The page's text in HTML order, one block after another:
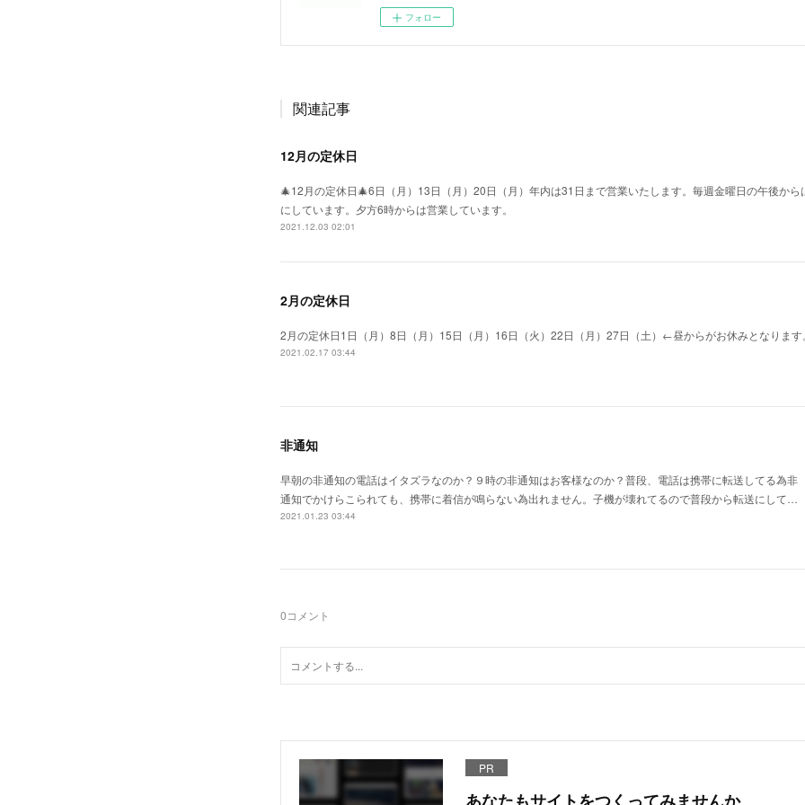
フォロー
関連記事
12月の定休日
🎄12月の定休日🎄6日（月）13日（月）20日（月）年内は31日まで営業いたします。毎週金曜日の午後か
にしています。夕方6時からは営業しています。
2021.12.03 02:01
2月の定休日
2月の定休日1日（月）8日（月）15日（月）16日（火）22日（月）27日（土）←昼からがお休みとなります。
2021.02.17 03:44
非通知
早朝の非通知の電話はイタズラなのか？９時の非通知はお客様なのか？普段、電話は携帯に転送してる為非
通知でかけらこられても、携帯に着信が鳴らない為出れません。子機が壊れてるので普段から転送にして…
2021.01.23 03:44
0コメント
PR